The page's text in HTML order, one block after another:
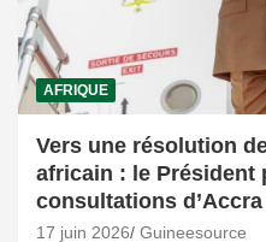
AFRIQUE
Vers une résolution
africain : le Président
consultations d’Accra
17 juin 2026 Guineesource